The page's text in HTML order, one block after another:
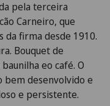
pela terceira
Carneiro, que
da firma desde 1910.
Bouquet de
eo café. O
bem desenvolvido e
e persistente.